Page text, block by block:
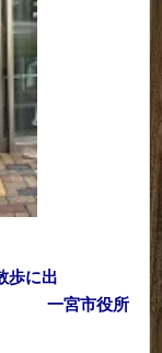
に出
宮市役所